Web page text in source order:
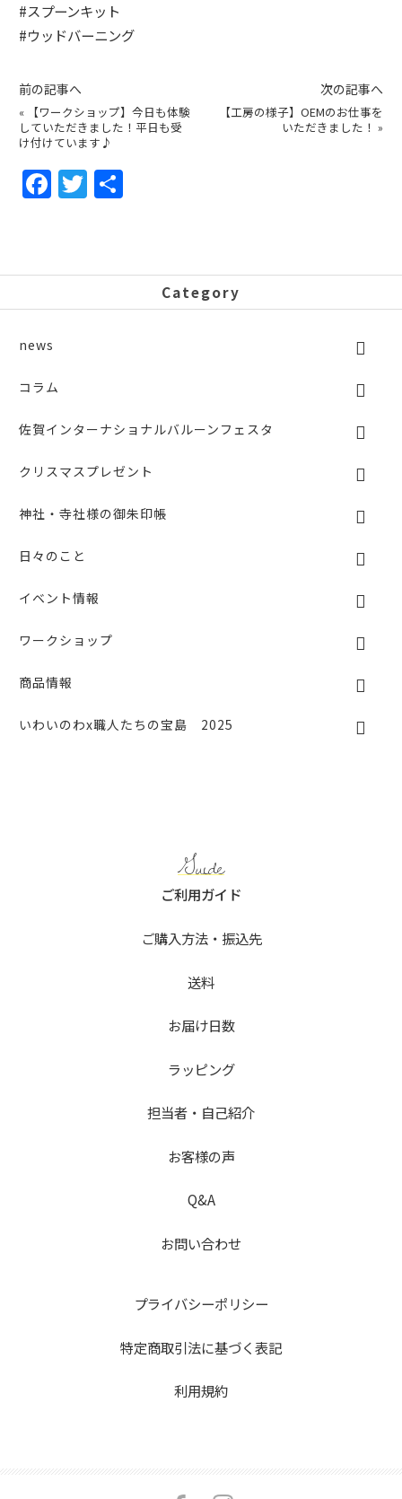
#スプーンキット
#ウッドバーニング
前の記事へ
« 【ワークショップ】今日も体験
していただきました！平日も受
け付けています♪
次の記事へ
【工房の様子】OEMのお仕事を
いただきました！ »
F
a
e
b
o
k
T
w
er
Category
news
コラム
佐賀インターナショナルバルーンフェスタ
クリスマスプレゼント
神社・寺社様の御朱印帳
日々のこと
イベント情報
ワークショップ
商品情報
いわいのわx職人たちの宝島 2025
Guide
ご利用ガイド
ご購入方法・振込先
送料
お届け日数
ラッピング
担当者・自己紹介
お客様の声
Q&A
お問い合わせ
プライバシーポリシー
特定商取引法に基づく表記
利用規約